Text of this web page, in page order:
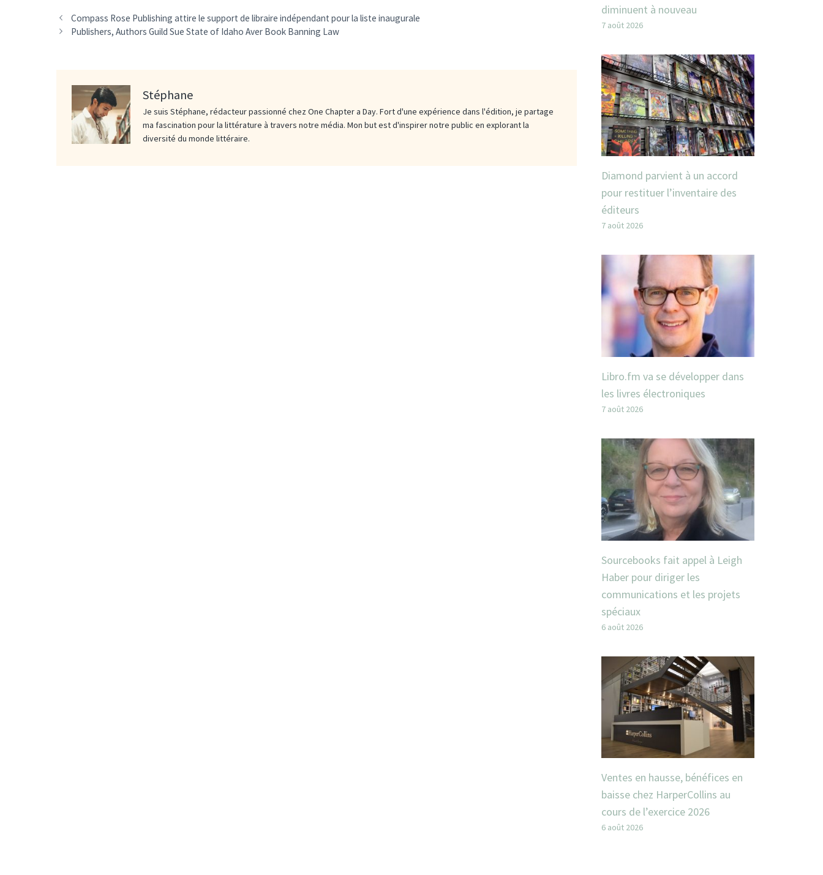
Compass Rose Publishing attire le support de libraire indépendant pour la liste inaugurale
Publishers, Authors Guild Sue State of Idaho Aver Book Banning Law
Stéphane
Je suis Stéphane, rédacteur passionné chez One Chapter a Day. Fort d'une expérience dans l'édition, je partage
ma fascination pour la littérature à travers notre média. Mon but est d'inspirer notre public en explorant la
diversité du monde littéraire.
diminuent à nouveau
7 août 2026
Diamond parvient à un accord
pour restituer l’inventaire des
éditeurs
7 août 2026
Libro.fm va se développer dans
les livres électroniques
7 août 2026
Sourcebooks fait appel à Leigh
Haber pour diriger les
communications et les projets
spéciaux
6 août 2026
Ventes en hausse, bénéfices en
baisse chez HarperCollins au
cours de l’exercice 2026
6 août 2026